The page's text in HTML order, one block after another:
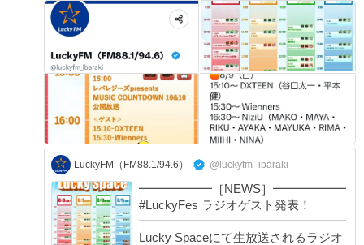
LuckyFM（FM88.1/94.6） @luckyfm_ibaraki
━━━━━━［NEWS］━━━━━━
#LuckyFes ラジオゲスト発表！
━━━━━━━━━━━━━━━━━
Lucky Spaceにて生放送されるラジオ